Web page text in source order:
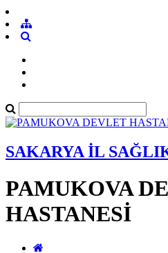
SAKARYA İL
PAMUKOVA
HASTANESİ